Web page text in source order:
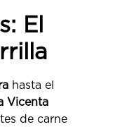
El
hasta el
Vicenta
de carne